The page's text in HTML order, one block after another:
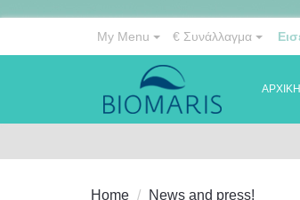
My Menu € Συνάλλαγμα
ΑΡΧΙΚΗ
Home News and press!